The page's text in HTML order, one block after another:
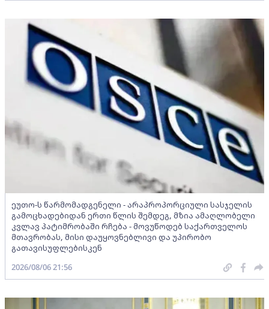
ეუთო-ს წარმომადგენელი - არაპროპორციული სასჯელის
გამოცხადებიდან ერთი წლის შემდეგ, მზია ამაღლობელი
კვლავ პატიმრობაში რჩება - მოვუწოდებ საქართველოს
მთავრობას, მისი დაუყოვნებლივი და უპირობო
გათავისუფლებისკენ
2026/08/06 21:56